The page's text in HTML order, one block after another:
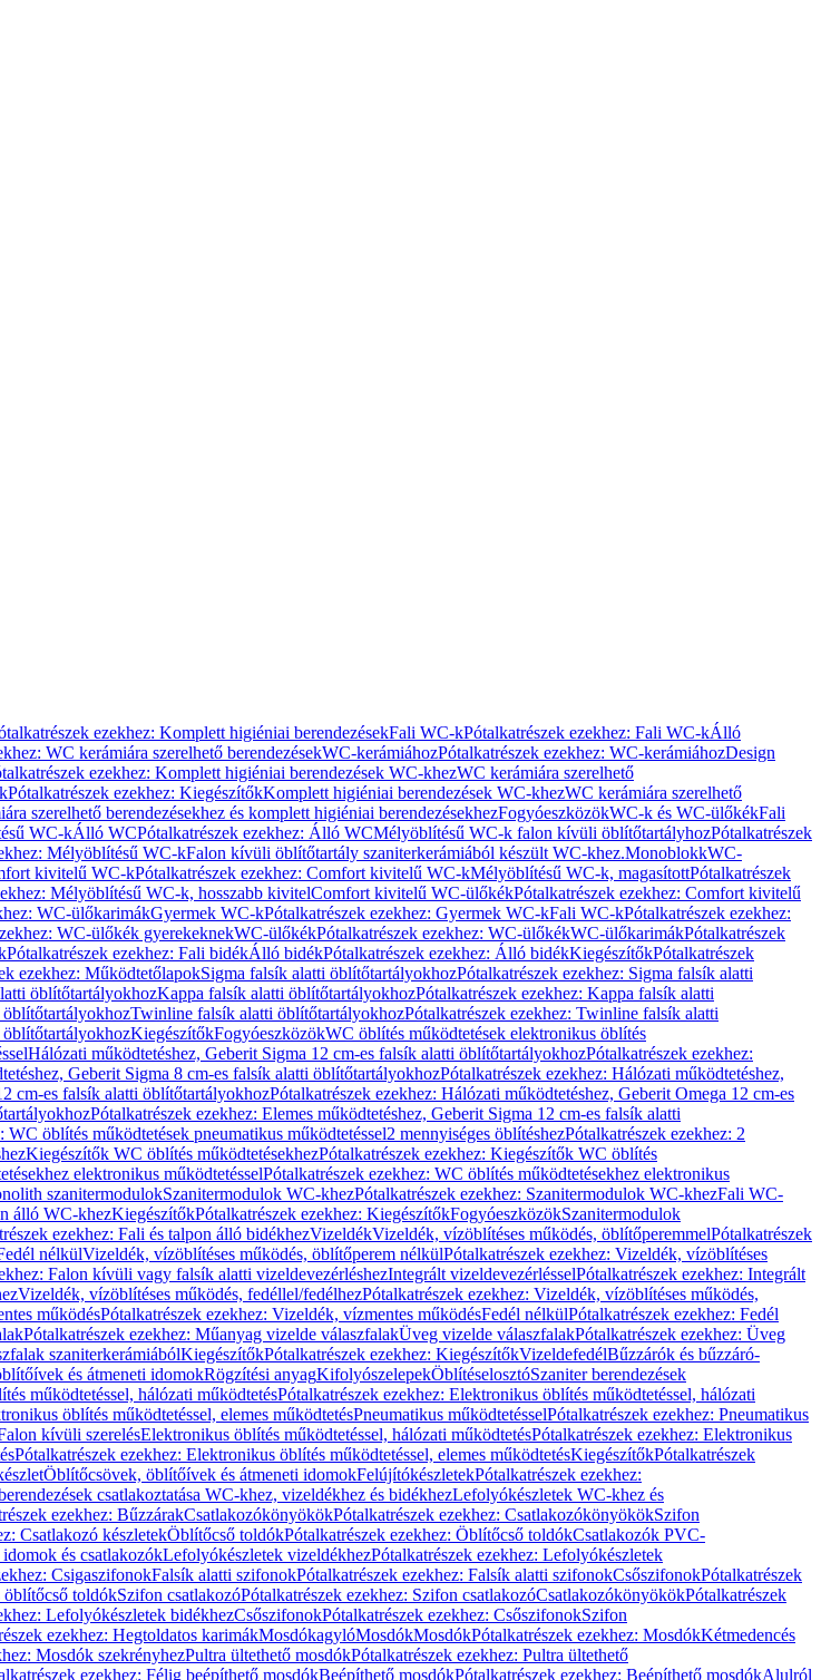
ezekhez: Komplett higiéniai berendezésekFali WC-kPótalkatrészek ezekhez: Fali WC-kÁlló
WC kerámiára szerelhető berendezésekWC-kerámiáhozPótalkatrészek ezekhez: WC-kerámiáhozDesign
ezekhez: Komplett higiéniai berendezések WC-khezWC kerámiára szerelhető
Pótalkatrészek ezekhez: KiegészítőkKomplett higiéniai berendezések WC-khezWC kerámiára szerelhető
szerelhető berendezésekhez és komplett higiéniai berendezésekhezFogyóeszközökWC-k és WC-ülőkékFali
WC-kÁlló WCPótalkatrészek ezekhez: Álló WCMélyöblítésű WC-k falon kívüli öblítőtartályhozPótalkatrészek
Mélyöblítésű WC-kFalon kívüli öblítőtartály szaniterkerámiából készült WC-khez.MonoblokkWC-
kivitelű WC-kPótalkatrészek ezekhez: Comfort kivitelű WC-kMélyöblítésű WC-k, magasítottPótalkatrészek
Mélyöblítésű WC-k, hosszabb kivitelComfort kivitelű WC-ülőkékPótalkatrészek ezekhez: Comfort kivitelű
WC-ülőkarimákGyermek WC-kPótalkatrészek ezekhez: Gyermek WC-kFali WC-kPótalkatrészek ezekhez:
WC-ülőkék gyerekeknekWC-ülőkékPótalkatrészek ezekhez: WC-ülőkékWC-ülőkarimákPótalkatrészek
Pótalkatrészek ezekhez: Fali bidékÁlló bidékPótalkatrészek ezekhez: Álló bidékKiegészítőkPótalkatrészek
ezekhez: MűködtetőlapokSigma falsík alatti öblítőtartályokhozPótalkatrészek ezekhez: Sigma falsík alatti
öblítőtartályokhozKappa falsík alatti öblítőtartályokhozPótalkatrészek ezekhez: Kappa falsík alatti
öblítőtartályokhozTwinline falsík alatti öblítőtartályokhozPótalkatrészek ezekhez: Twinline falsík alatti
öblítőtartályokhozKiegészítőkFogyóeszközökWC öblítés működtetések elektronikus öblítés
Hálózati működtetéshez, Geberit Sigma 12 cm-es falsík alatti öblítőtartályokhozPótalkatrészek ezekhez:
Geberit Sigma 8 cm-es falsík alatti öblítőtartályokhozPótalkatrészek ezekhez: Hálózati működtetéshez,
cm-es falsík alatti öblítőtartályokhozPótalkatrészek ezekhez: Hálózati működtetéshez, Geberit Omega 12 cm-es
Pótalkatrészek ezekhez: Elemes működtetéshez, Geberit Sigma 12 cm-es falsík alatti
WC öblítés működtetések pneumatikus működtetéssel2 mennyiséges öblítéshezPótalkatrészek ezekhez: 2
Kiegészítők WC öblítés működtetésekhezPótalkatrészek ezekhez: Kiegészítők WC öblítés
elektronikus működtetésselPótalkatrészek ezekhez: WC öblítés működtetésekhez elektronikus
szanitermodulokSzanitermodulok WC-khezPótalkatrészek ezekhez: Szanitermodulok WC-khezFali WC-
álló WC-khezKiegészítőkPótalkatrészek ezekhez: KiegészítőkFogyóeszközökSzanitermodulok
ezekhez: Fali és talpon álló bidékhezVizeldékVizeldék, vízöblítéses működés, öblítőperemmelPótalkatrészek
nélkülVizeldék, vízöblítéses működés, öblítőperem nélkülPótalkatrészek ezekhez: Vizeldék, vízöblítéses
Falon kívüli vagy falsík alatti vizeldevezérléshezIntegrált vizeldevezérlésselPótalkatrészek ezekhez: Integrált
Vizeldék, vízöblítéses működés, fedéllel/fedélhezPótalkatrészek ezekhez: Vizeldék, vízöblítéses működés,
működésPótalkatrészek ezekhez: Vizeldék, vízmentes működésFedél nélkülPótalkatrészek ezekhez: Fedél
Pótalkatrészek ezekhez: Műanyag vizelde válaszfalakÜveg vizelde válaszfalakPótalkatrészek ezekhez: Üveg
szaniterkerámiábólKiegészítőkPótalkatrészek ezekhez: KiegészítőkVizeldefedélBűzzárók és bűzzáró-
és átmeneti idomokRögzítési anyagKifolyószelepekÖblítéselosztóSzaniter berendezések
működtetéssel, hálózati működtetésPótalkatrészek ezekhez: Elektronikus öblítés működtetéssel, hálózati
öblítés működtetéssel, elemes működtetésPneumatikus működtetésselPótalkatrészek ezekhez: Pneumatikus
kívüli szerelésElektronikus öblítés működtetéssel, hálózati működtetésPótalkatrészek ezekhez: Elektronikus
Pótalkatrészek ezekhez: Elektronikus öblítés működtetéssel, elemes működtetésKiegészítőkPótalkatrészek
Öblítőcsövek, öblítőívek és átmeneti idomokFelújítókészletekPótalkatrészek ezekhez:
csatlakoztatása WC-khez, vizeldékhez és bidékhezLefolyókészletek WC-khez és
ezekhez: BűzzárakCsatlakozókönyökökPótalkatrészek ezekhez: CsatlakozókönyökökSzifon
Csatlakozó készletekÖblítőcső toldókPótalkatrészek ezekhez: Öblítőcső toldókCsatlakozók PVC-
és csatlakozókLefolyókészletek vizeldékhezPótalkatrészek ezekhez: Lefolyókészletek
CsigaszifonokFalsík alatti szifonokPótalkatrészek ezekhez: Falsík alatti szifonokCsőszifonokPótalkatrészek
öblítőcső toldókSzifon csatlakozóPótalkatrészek ezekhez: Szifon csatlakozóCsatlakozókönyökökPótalkatrészek
Lefolyókészletek bidékhezCsőszifonokPótalkatrészek ezekhez: CsőszifonokSzifon
ezekhez: Hegtoldatos karimákMosdókagylóMosdókMosdókPótalkatrészek ezekhez: MosdókKétmedencés
Mosdók szekrényhezPultra ültethető mosdókPótalkatrészek ezekhez: Pultra ültethető
ezekhez: Félig beépíthető mosdókBeépíthető mosdókPótalkatrészek ezekhez: Beépíthető mosdókAlulról